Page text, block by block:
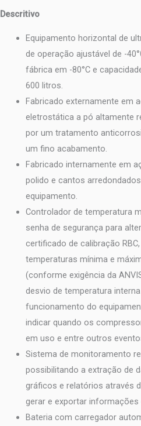
Descritivo
Equipamento horizontal de
de operação ajustável de -
fábrica em -80°C e
600 litros.
Fabricado externamente em
eletrostática a pó altamente
por um tratamento
um fino acabamento.
Fabricado internamente em
polido e cantos
equipamento.
Controlador de temperatura
senha de segurança para
certificado de calibração
temperaturas mínima e
(conforme exigência da
desvio de temperatura
funcionamento do
indicar quando os
em uso e entre outros
Sistema de monitoramento
possibilitando a extração de
gráficos e relatórios através
gerar e exportar
Bateria com carregador